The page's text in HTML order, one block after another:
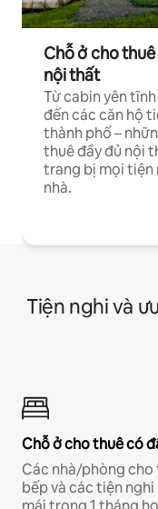
Chỗ ở cho
nội thất
Từ cabin yên
đến các căn hộ
thành phố –
thuê đầy đủ nội
trang bị mọi tiện
nhà.
Tiện nghi và
Chỗ ở cho thuê có
Các nhà/phòng
bếp và các tiện